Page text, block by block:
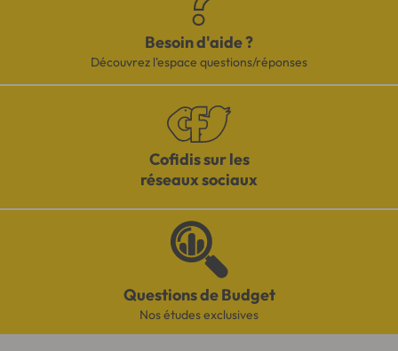
Besoin d'aide ?
Découvrez l'espace questions/réponses
Cofidis sur les
réseaux sociaux
Questions de Budget
Nos études exclusives